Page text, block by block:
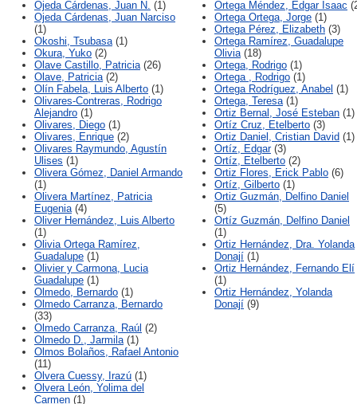
Ojeda Cárdenas, Juan N. (1)
Ojeda Cárdenas, Juan Narciso
(1)
Okoshi, Tsubasa(1)
Okura, Yuko (2)
Olave Castillo, Patricia(26)
Olave, Patricia(2)
Olín Fabela, Luis Alberto (1)
Olivares-Contreras, Rodrigo
Alejandro (1)
Olivares, Diego (1)
Olivares, Enrique (2)
Olivares Raymundo, Agustín
Ulises (1)
Olivera Gómez, Daniel Armando
(1)
Olivera Martínez, Patricia
Eugenia(4)
Oliver Hernández, Luis Alberto
(1)
Olivia Ortega Ramírez,
Guadalupe (1)
Olivier y Carmona, Lucia
Guadalupe (1)
Olmedo, Bernardo (1)
Olmedo Carranza, Bernardo
(33)
Olmedo Carranza, Raúl (2)
Olmedo D., Jarmila(1)
Olmos Bolaños, Rafael Antonio
(11)
Olvera Cuessy, Irazú (1)
Olvera León, Yolima del
Carmen (1)
Ortega Méndez, Edgar Isaac
Ortega Ortega, Jorge (1)
Ortega Pérez, Elizabeth (3)
Ortega Ramírez, Guadalupe
Olivia(18)
Ortega, Rodrigo (1)
Ortega , Rodrigo (1)
Ortega Rodríguez, Anabel (1)
Ortega, Teresa(1)
Ortiz Bernal, José Esteban (1)
Ortíz Cruz, Etelberto (3)
Ortiz Daniel, Cristian David (1)
Ortíz, Edgar(3)
Ortíz, Etelberto (2)
Ortiz Flores, Erick Pablo (6)
Ortíz, Gilberto (1)
Ortiz Guzmán, Delfino Daniel
(5)
Ortíz Guzmán, Delfino Daniel
(1)
Ortiz Hernández, Dra. Yolanda
Donají (1)
Ortiz Hernández, Fernando Elí
(1)
Ortiz Hernández, Yolanda
Donají (9)